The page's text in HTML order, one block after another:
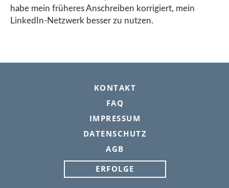
habe mein früheres Anschreiben korrigiert, mein
LinkedIn-Netzwerk besser zu nutzen.
KONTAKT
FAQ
IMPRESSUM
DATENSCHUTZ
AGB
ERFOLGE